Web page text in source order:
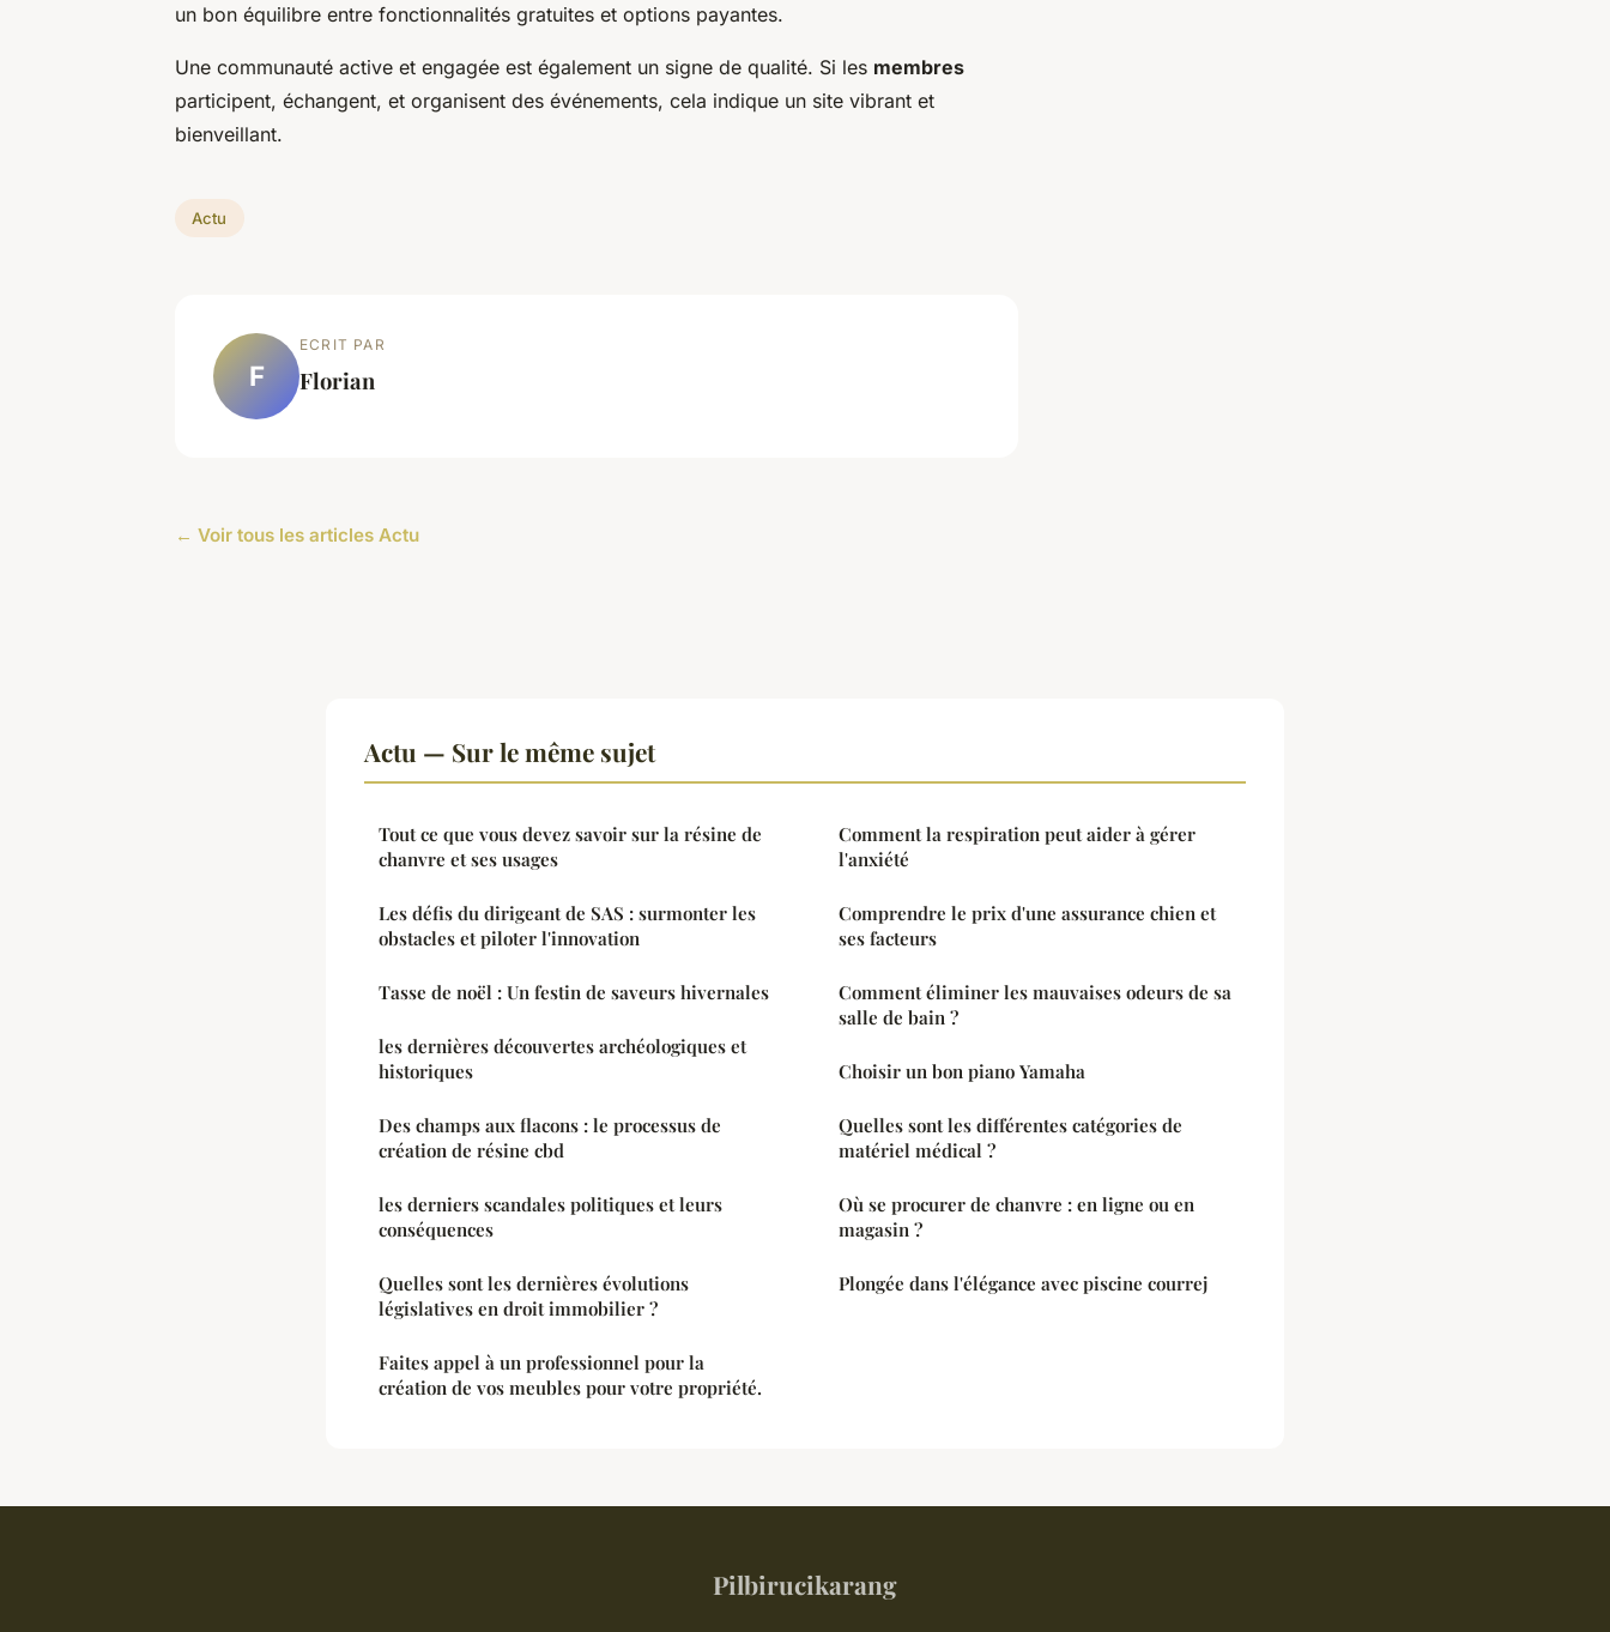
un bon équilibre entre fonctionnalités gratuites et options payantes.
Une communauté active et engagée est également un signe de qualité. Si les membres
participent, échangent, et organisent des événements, cela indique un site vibrant et
bienveillant.
Actu
F
ECRIT PAR
Florian
← Voir tous les articles Actu
Actu — Sur le même sujet
Tout ce que vous devez savoir sur la résine de
chanvre et ses usages
Les défis du dirigeant de SAS : surmonter les
obstacles et piloter l'innovation
Tasse de noël : Un festin de saveurs hivernales
les dernières découvertes archéologiques et
historiques
Des champs aux flacons : le processus de
création de résine cbd
les derniers scandales politiques et leurs
conséquences
Quelles sont les dernières évolutions
législatives en droit immobilier ?
Faites appel à un professionnel pour la
création de vos meubles pour votre propriété.
Comment la respiration peut aider à gérer
l'anxiété
Comprendre le prix d'une assurance chien et
ses facteurs
Comment éliminer les mauvaises odeurs de sa
salle de bain ?
Choisir un bon piano Yamaha
Quelles sont les différentes catégories de
matériel médical ?
Où se procurer de chanvre : en ligne ou en
magasin ?
Plongée dans l'élégance avec piscine courrej
Pilbirucikarang